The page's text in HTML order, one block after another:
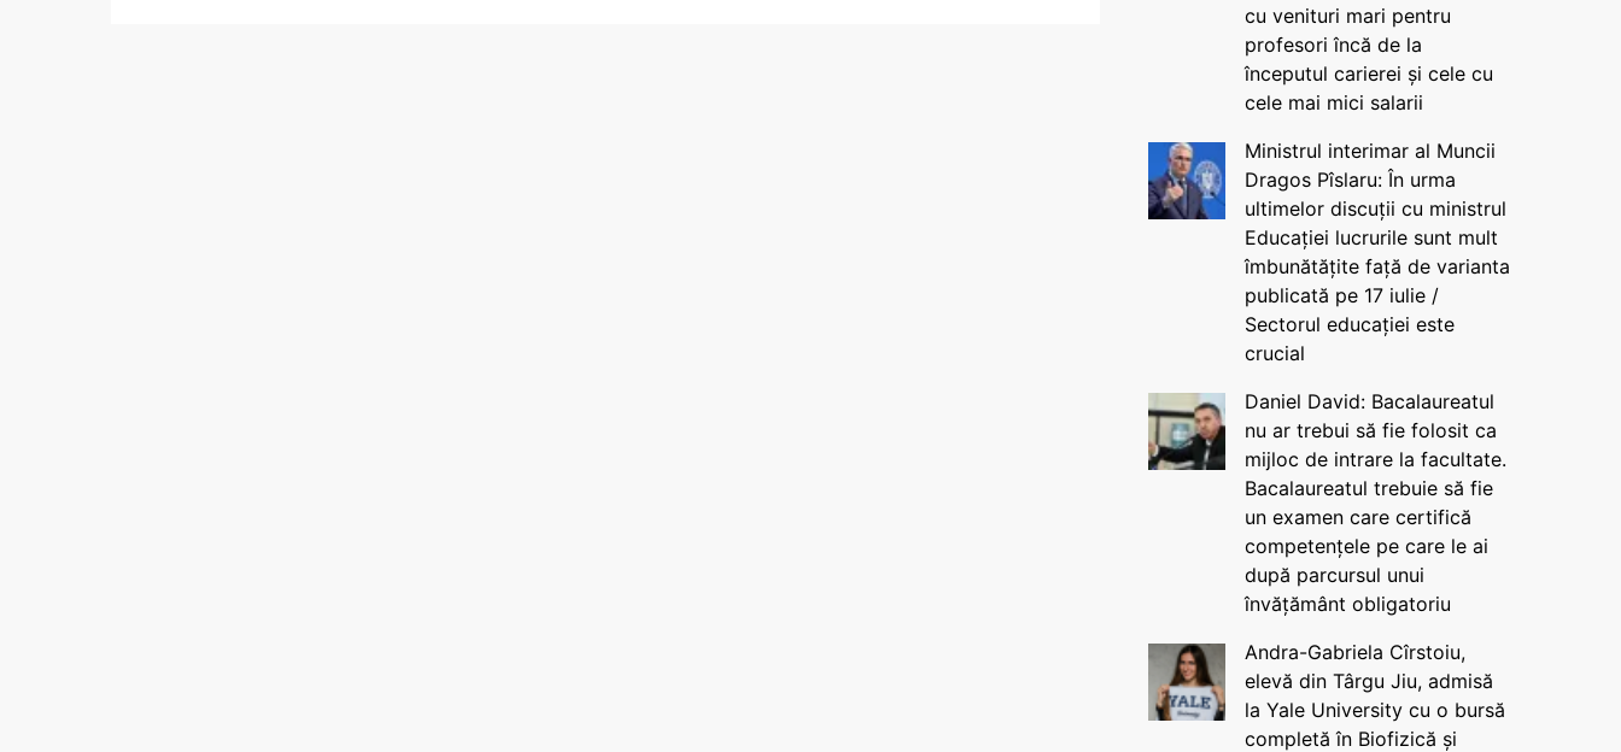
cu venituri mari pentru
profesori încă de la
începutul carierei și cele cu
cele mai mici salarii
Ministrul interimar al Muncii
Dragos Pîslaru: În urma
ultimelor discuții cu ministrul
Educației lucrurile sunt mult
îmbunătățite față de varianta
publicată pe 17 iulie /
Sectorul educației este
crucial
Daniel David: Bacalaureatul
nu ar trebui să fie folosit ca
mijloc de intrare la facultate.
Bacalaureatul trebuie să fie
un examen care certifică
competențele pe care le ai
după parcursul unui
învățământ obligatoriu
Andra-Gabriela Cîrstoiu,
elevă din Târgu Jiu, admisă
la Yale University cu o bursă
completă în Biofizică și